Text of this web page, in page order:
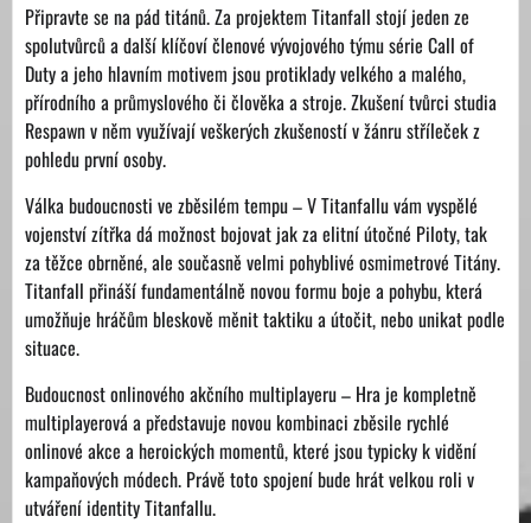
Připravte se na pád titánů. Za projektem Titanfall stojí jeden ze
spolutvůrců a další klíčoví členové vývojového týmu série Call of
Duty a jeho hlavním motivem jsou protiklady velkého a malého,
přírodního a průmyslového či člověka a stroje. Zkušení tvůrci studia
Respawn v něm využívají veškerých zkušeností v žánru stříleček z
pohledu první osoby.
Válka budoucnosti ve zběsilém tempu – V Titanfallu vám vyspělé
vojenství zítřka dá možnost bojovat jak za elitní útočné Piloty, tak
za těžce obrněné, ale současně velmi pohyblivé osmimetrové Titány.
Titanfall přináší fundamentálně novou formu boje a pohybu, která
umožňuje hráčům bleskově měnit taktiku a útočit, nebo unikat podle
situace.
Budoucnost onlinového akčního multiplayeru – Hra je kompletně
multiplayerová a představuje novou kombinaci zběsile rychlé
onlinové akce a heroických momentů, které jsou typicky k vidění
kampaňových módech. Právě toto spojení bude hrát velkou roli v
utváření identity Titanfallu.